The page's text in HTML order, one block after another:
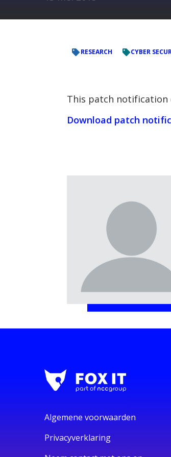
RESEARCH CYBER
This patch notification
Download patch
Algemene voorwaarden
Privacyverklaring